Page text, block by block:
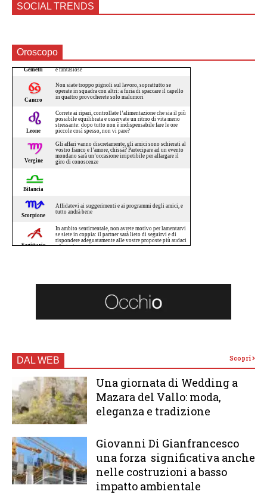
SOCIAL TRENDS
Oroscopo
DAL WEB Scopri
Una giornata di Wedding a
Mazara del Vallo: moda,
eleganza e tradizione
Giovanni Di Gianfrancesco
una forza significativa anche
nelle costruzioni a basso
impatto ambientale